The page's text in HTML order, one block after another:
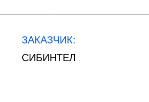
INFO@2UPRO.RU
СИБИНТЕЛ
ЗАКАЗЧИК: